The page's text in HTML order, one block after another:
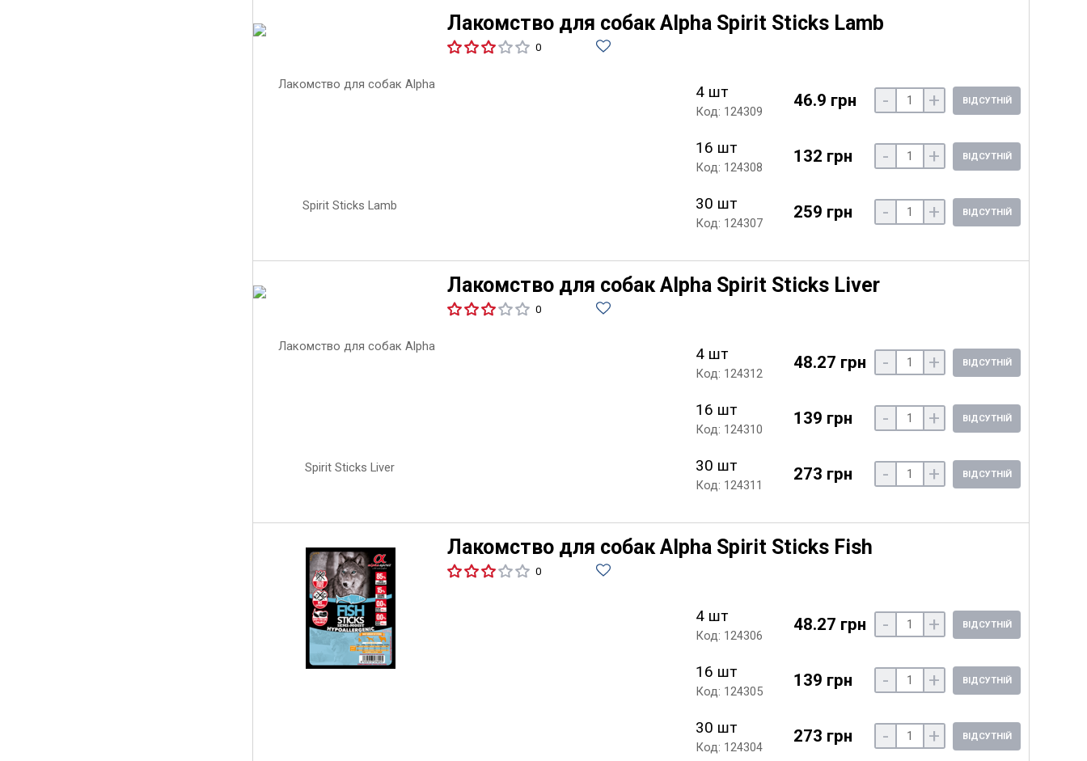
Лакомство для собак Alpha Spirit Sticks Lamb
0
4 шт
Код: 124309
46.9 грн - + ВІДСУТНІЙ
16 шт
Код: 124308
132 грн - + ВІДСУТНІЙ
30 шт
Код: 124307
259 грн - + ВІДСУТНІЙ
Лакомство для собак Alpha Spirit Sticks Liver
0
4 шт
Код: 124312
48.27 грн - + ВІДСУТНІЙ
16 шт
Код: 124310
139 грн - + ВІДСУТНІЙ
30 шт
Код: 124311
273 грн - + ВІДСУТНІЙ
Лакомство для собак Alpha Spirit Sticks Fish
0
4 шт
Код: 124306
48.27 грн - + ВІДСУТНІЙ
16 шт
Код: 124305
139 грн - + ВІДСУТНІЙ
30 шт
Код: 124304
273 грн - + ВІДСУТНІЙ